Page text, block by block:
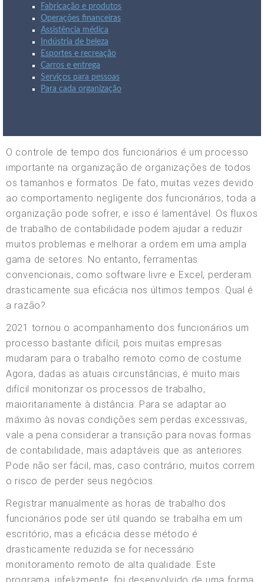
Fabricação e produtos
Operações financeiras
Assistência médica
Indústria de beleza
Esportes e recreação
Carros e entrega
Serviços para pessoas
Para cada organização
O controle de tempo dos funcionários é um processo
importante na organização de organizações de todos
os tamanhos e formatos. De fato, muitas vezes devido
ao comportamento negligente dos funcionários, toda a
organização pode sofrer, e isso é lamentável. Os fluxos
de trabalho de contabilidade podem ajudar a reduzir
muitos problemas e melhorar a ordem em uma ampla
gama de setores. No entanto, ferramentas
convencionais, como software livre e Excel, perderam
drasticamente sua eficácia nos últimos tempos. Qual é
a razão?
2021 tornou o acompanhamento dos funcionários um
processo bastante difícil, pois muitas empresas
mudaram para o trabalho remoto como de costume.
Agora, dadas as atuais circunstâncias, é muito mais
difícil monitorizar os processos de trabalho,
maioritariamente à distância. Para se adaptar ao
máximo às novas condições sem perdas excessivas,
vale a pena considerar a transição para novas formas
de contabilidade, mais adaptáveis que as anteriores.
Pode não ser fácil, mas, caso contrário, muitos correm
o risco de perder seus negócios.
Registrar manualmente as horas de trabalho dos
funcionários pode ser útil quando se trabalha em um
escritório, mas a eficácia desse método é
drasticamente reduzida se for necessário
monitoramento remoto de alta qualidade. Este